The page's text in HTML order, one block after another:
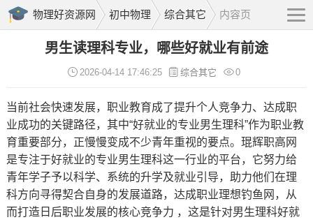
物理好资源网 初中物理 综合其它 内容页
男生读理科专业，哪些好就业有前途
2026-04-14 17:46:25 综合其它 0
当前社会快速发展，职业教育成了提升个人竞争力、达成职
业成功的关键路径，其中“好就业的专业男生理科”作为职业教
育重要部分，正慢慢变成不少青年重视的要点。琨辉职高网
是专注于好就业的专业男生理科这一行业的平台，它努力给
青年学子予以科学、系统的升学及就业引导，助力他们在理
科方向寻得契合自身的发展道路，达成职业理想钓鱼网 ，从
而打造日后职业发展的核心竞争力 ，这是针对男生理科好就